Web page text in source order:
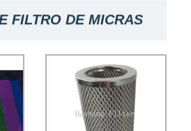
FILTRO DE MICRAS
DE 50 MICRAS FILTRO
DE LÍQUIDO